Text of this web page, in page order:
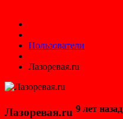
Пользователи
Лазоревая.ru
Лазоревая.ru 9 лет назад